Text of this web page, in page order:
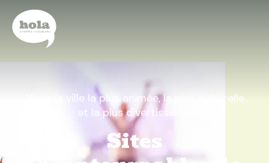
Vivez la ville la plus animée, la plus culturelle
et la plus divertissante
Sites